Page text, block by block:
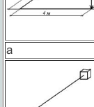
а